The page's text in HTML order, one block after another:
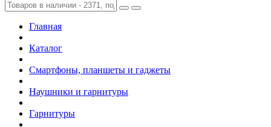
Главная
Каталог
Смартфоны, планшеты и гаджеты
Наушники и гарнитуры
Гарнитуры